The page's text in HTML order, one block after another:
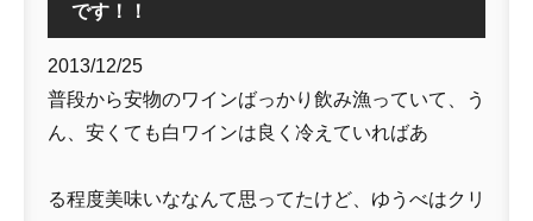
です！！
2013/12/25
普段から安物のワインばっかり飲み漁っていて、う
ん、安くても白ワインは良く冷えていればあ
る程度美味いななんて思ってたけど、ゆうべはクリ